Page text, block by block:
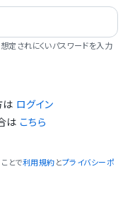
されにくいパスワードを入力
は ログイン
は こちら
とで利用規約 とプライバシーポ